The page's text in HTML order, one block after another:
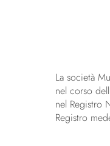
La società
nel corso
nel Registro
Registro